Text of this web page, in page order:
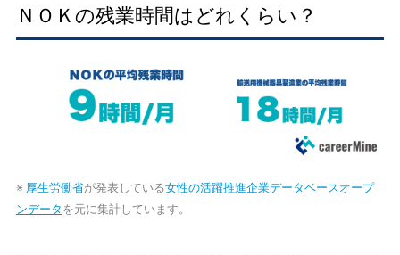
ＮＯＫの残業時間はどれくらい？
※ 厚生労働省が発表している女性の活躍推進企業データベースオープ
ンデータ を元に集計しています。